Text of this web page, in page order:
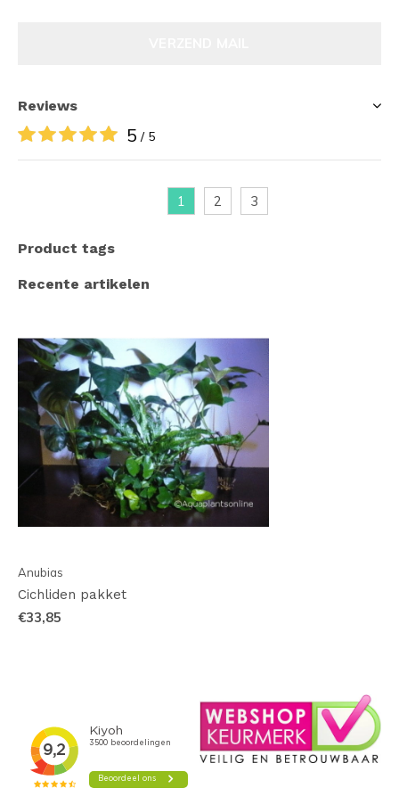
Reviews
5 / 5
1 2 3
Product tags
Recente artikelen
Anubias
Cichliden pakket
€33,85